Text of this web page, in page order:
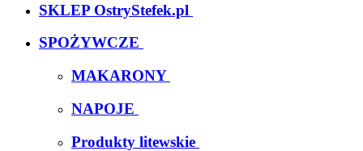
SKLEP OstryStefek.pl
SPOŻYWCZE
MAKARONY
NAPOJE
Produkty litewskie